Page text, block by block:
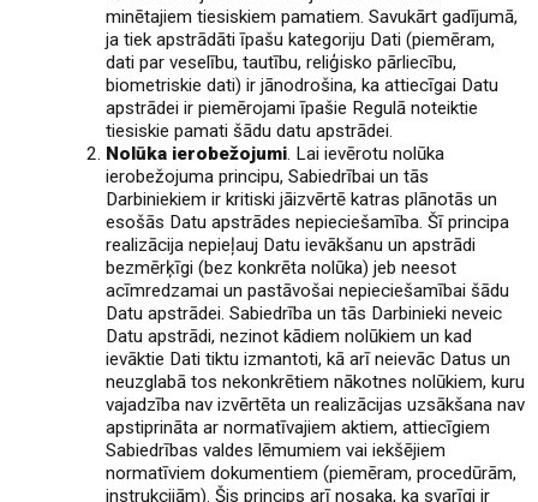
minētajiem tiesiskiem pamatiem. Savukārt gadījumā,
ja tiek apstrādāti īpašu kategoriju Dati (piemēram,
dati par veselību, tautību, reliģisko pārliecību,
biometriskie dati) ir jānodrošina, ka attiecīgai Datu
apstrādei ir piemērojami īpašie Regulā noteiktie
tiesiskie pamati šādu datu apstrādei.
Nolūka ierobežojumi. Lai ievērotu nolūka
ierobežojuma principu, Sabiedrībai un tās
Darbiniekiem ir kritiski jāizvērtē katras plānotās un
esošās Datu apstrādes nepieciešamība. Šī principa
realizācija nepieļauj Datu ievākšanu un apstrādi
bezmērķīgi (bez konkrēta nolūka) jeb neesot
acīmredzamai un pastāvošai nepieciešamībai šādu
Datu apstrādei. Sabiedrība un tās Darbinieki neveic
Datu apstrādi, nezinot kādiem nolūkiem un kad
ievāktie Dati tiktu izmantoti, kā arī neievāc Datus un
neuzglabā tos nekonkrētiem nākotnes nolūkiem, kuru
vajadzība nav izvērtēta un realizācijas uzsākšana nav
apstiprināta ar normatīvajiem aktiem, attiecīgiem
Sabiedrības valdes lēmumiem vai iekšējiem
normatīviem dokumentiem (piemēram, procedūrām,
instrukcijām). Šis princips arī nosaka, ka svarīgi ir